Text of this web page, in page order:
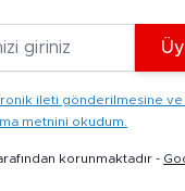
ileti gönderilmesine
metnini okudum.
korunmaktadır -